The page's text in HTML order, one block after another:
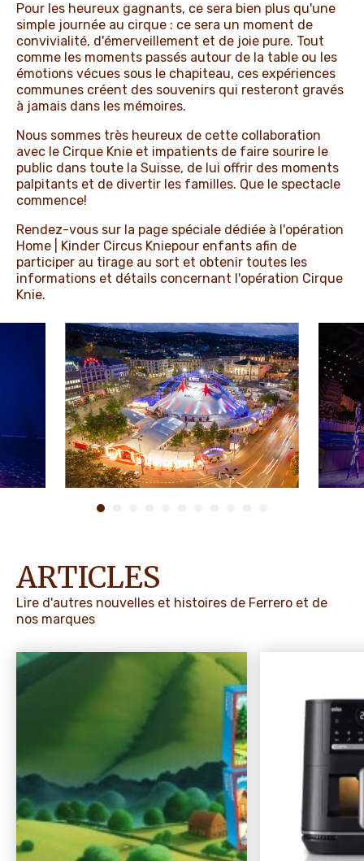
Pour les heureux gagnants, ce sera bien plus qu'une
simple journée au cirque : ce sera un moment de
convivialité, d'émerveillement et de joie pure. Tout
comme les moments passés autour de la table ou les
émotions vécues sous le chapiteau, ces expériences
communes créent des souvenirs qui resteront gravés
à jamais dans les mémoires.
Nous sommes très heureux de cette collaboration
avec le Cirque Knie et impatients de faire sourire le
public dans toute la Suisse, de lui offrir des moments
palpitants et de divertir les familles. Que le spectacle
commence!
Rendez-vous sur la page spéciale dédiée à l'opération
Home | Kinder Circus Kniepour enfants afin de
participer au tirage au sort et obtenir toutes les
informations et détails concernant l'opération Cirque
Knie.
ARTICLES
Lire d'autres nouvelles et histoires de Ferrero et de
nos marques